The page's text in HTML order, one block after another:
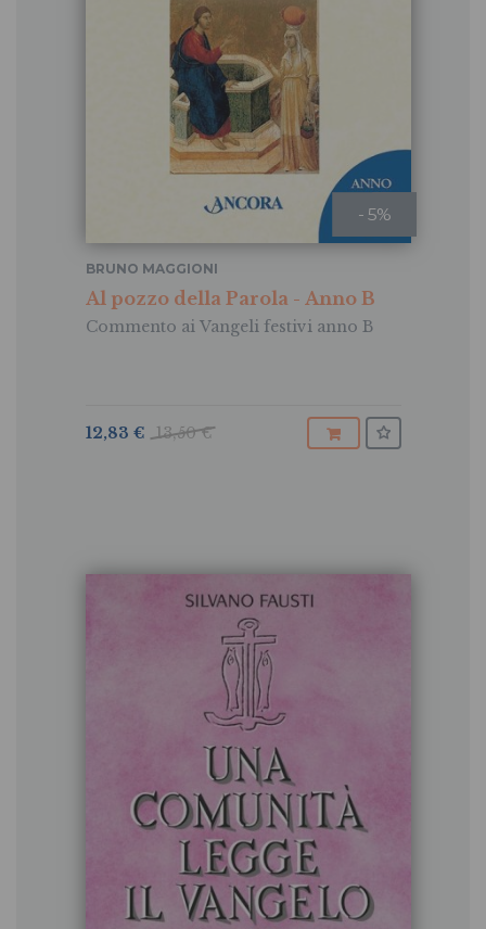
- 5%
Al pozzo della Parola - Anno B
Commento ai Vangeli festivi anno B
BRUNO MAGGIONI
13,50 €
12,83 €